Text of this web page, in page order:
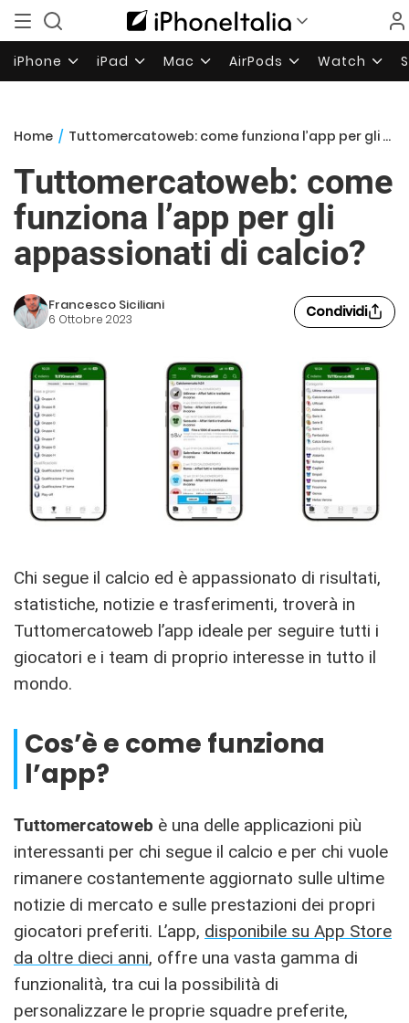
iPhone iPad Mac AirPods Watch
Home / Tuttomercatoweb: come funziona l’app per gli appassionati di calcio?
Tuttomercatoweb: come
funziona l’app per gli
appassionati di calcio?
Francesco Siciliani
6 Ottobre 2023 Condividi
Chi segue il calcio ed è appassionato di risultati,
statistiche, notizie e trasferimenti, troverà in
Tuttomercatoweb l’app ideale per seguire tutti i
giocatori e i team di proprio interesse in tutto il
mondo.
Cos’è e come funziona
l’app?
Tuttomercatoweb è una delle applicazioni più
interessanti per chi segue il calcio e per chi vuole
rimanere costantemente aggiornato sulle ultime
notizie di mercato e sulle prestazioni dei propri
giocatori preferiti. L’app, disponibile su App Store
da oltre dieci anni, offre una vasta gamma di
funzionalità, tra cui la possibilità di
personalizzare le proprie squadre preferite,